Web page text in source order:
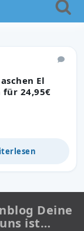
El
für 24,95€
Deine
ist…